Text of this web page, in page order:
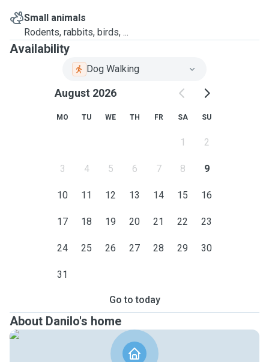
Small animals
Rodents, rabbits, birds, ...
Availability
Dog Walking
August 2026
MO TU WE TH FR SA SU
1 2
3 4 5 6 7 8 9
10 11 12 13 14 15 16
17 18 19 20 21 22 23
24 25 26 27 28 29 30
31
Go to today
About Danilo's home